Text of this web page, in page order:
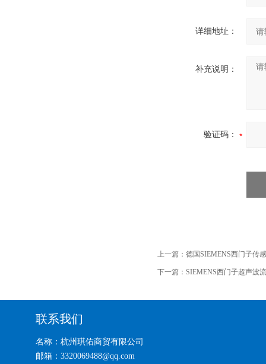
详细地址：
补充说明：
验证码：
上一篇： 德国SIEMENS西门子传
下一篇： SIEMENS西门子超声波
联系我们
名称：杭州琪佑商贸有限公司
邮箱：3320069488@qq.com